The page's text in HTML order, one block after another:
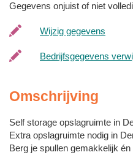
Gegevens onjuist of niet
Wijzig gegevens
Bedrijfsgegevens
Omschrijving
Self storage opslagruimte in
Extra opslagruimte nodig in
Berg je spullen gemakkelijk